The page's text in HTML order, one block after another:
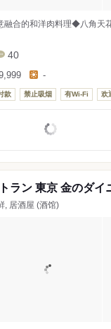
融合的和洋肉料理◆八角天
40
-
款 禁止吸烟 有Wi-Fi 欢
ラン 東京 金のダイ
, 居酒屋 (酒馆)